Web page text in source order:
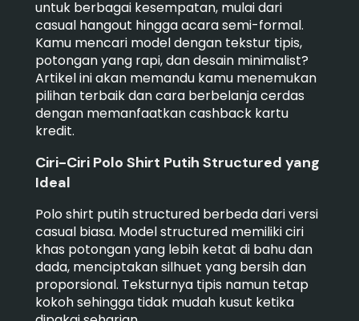
untuk berbagai kesempatan, mulai dari
casual hangout hingga acara semi-formal.
Kamu mencari model dengan tekstur tipis,
potongan yang rapi, dan desain minimalist?
Artikel ini akan memandu kamu menemukan
pilihan terbaik dan cara berbelanja cerdas
dengan memanfaatkan cashback kartu
kredit.
Ciri-Ciri Polo Shirt Putih Structured yang
Ideal
Polo shirt putih structured berbeda dari versi
casual biasa. Model structured memiliki ciri
khas potongan yang lebih ketat di bahu dan
dada, menciptakan silhuet yang bersih dan
proporsional. Teksturnya tipis namun tetap
kokoh sehingga tidak mudah kusut ketika